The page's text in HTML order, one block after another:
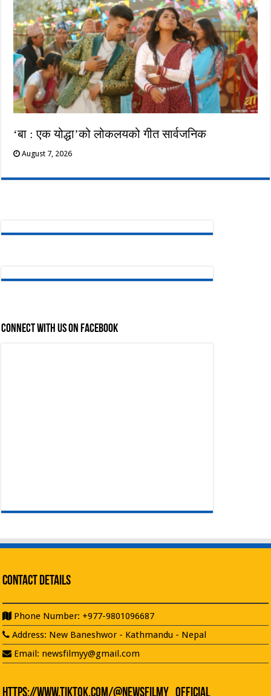
‘बा : एक योद्धा’को लोकलयको गीत सार्वजनिक
August 7, 2026
Connect with us on Facebook
Contact Details
Phone Number: +977-9801096687
Address: New Baneshwor - Kathmandu - Nepal
Email: newsfilmyy@gmail.com